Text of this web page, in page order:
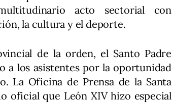
acto sectorial con
la cultura y el deporte.
de la orden, el Santo Padre
a los asistentes por la oportunidad
La Oficina de Prensa de la Santa
oficial que León XIV hizo especial